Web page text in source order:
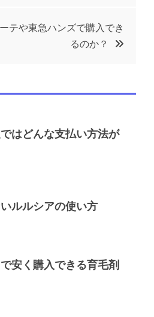
テや東急ハンズで購入でき
るのか？
はどんな支払い方法が
ルルシアの使い方
安く購入できる育毛剤